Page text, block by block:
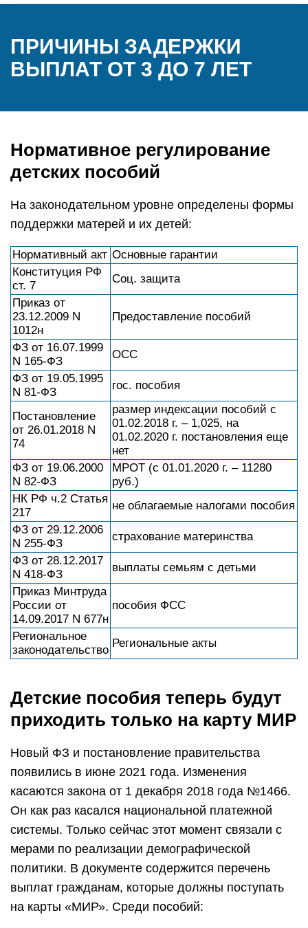
ПРИЧИНЫ ЗАДЕРЖКИ
ВЫПЛАТ ОТ 3 ДО 7 ЛЕТ
Нормативное регулирование
детских пособий
На законодательном уровне определены формы
поддержки матерей и их детей:
Нормативный акт Основные гарантии
Конституция РФ
ст. 7
Соц. защита
Приказ от
23.12.2009 N
1012н
Предоставление пособий
ФЗ от 16.07.1999
N 165-ФЗ
ОСС
ФЗ от 19.05.1995
N 81-ФЗ
гос. пособия
Постановление
от 26.01.2018 N
74
размер индексации пособий с
01.02.2018 г. – 1,025, на
01.02.2020 г. постановления еще
нет
ФЗ от 19.06.2000
N 82-ФЗ
МРОТ (с 01.01.2020 г. – 11280
руб.)
НК РФ ч.2 Статья
217
не облагаемые налогами пособия
ФЗ от 29.12.2006
N 255-ФЗ
страхование материнства
ФЗ от 28.12.2017
N 418-ФЗ
выплаты семьям с детьми
Приказ Минтруда
России от
14.09.2017 N 677н
пособия ФСС
Региональное
законодательство
Региональные акты
Детские пособия теперь будут
приходить только на карту МИР
Новый ФЗ и постановление правительства
появились в июне 2021 года. Изменения
касаются закона от 1 декабря 2018 года №1466.
Он как раз касался национальной платежной
системы. Только сейчас этот момент связали с
мерами по реализации демографической
политики. В документе содержится перечень
выплат гражданам, которые должны поступать
на карты «МИР». Среди пособий: